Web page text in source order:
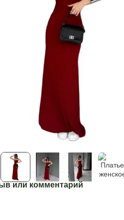
или комментарий